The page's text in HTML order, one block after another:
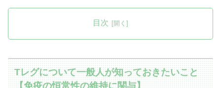
目次
Tレグについて一般人が知っておきたいこと
【免疫の恒常性の維持に関与】